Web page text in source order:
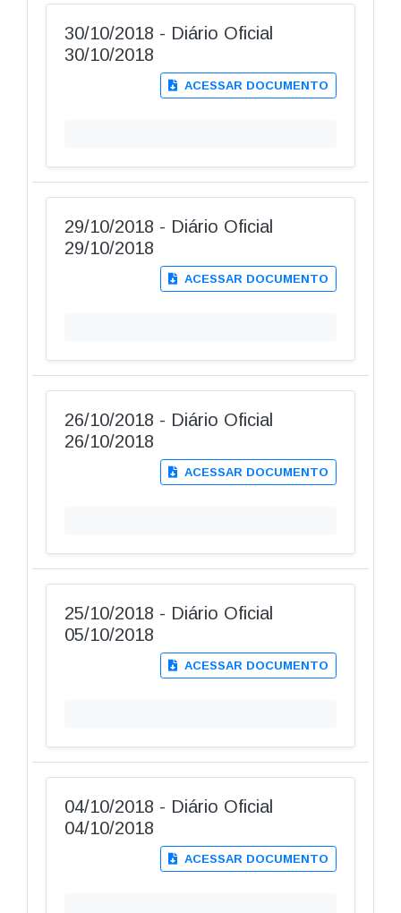
30/10/2018 - Diário Oficial
30/10/2018
ACESSAR DOCUMENTO
29/10/2018 - Diário Oficial
29/10/2018
ACESSAR DOCUMENTO
26/10/2018 - Diário Oficial
26/10/2018
ACESSAR DOCUMENTO
25/10/2018 - Diário Oficial
05/10/2018
ACESSAR DOCUMENTO
04/10/2018 - Diário Oficial
04/10/2018
ACESSAR DOCUMENTO